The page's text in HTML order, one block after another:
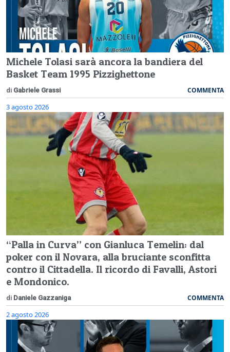
Michele Tolasi sarà ancora la bandiera del
Basket Team 1995 Pizzighettone
di Gabriele Grassi COMMENTA
3 agosto 2026
“Palla in Curva” con Gianluca Temelin: dal
poker con il Novara, alla bruciante sconfitta
contro il Cittadella. Il ricordo di Favalli, Astori
e Mondonico.
di Daniele Gazzaniga COMMENTA
2 agosto 2026